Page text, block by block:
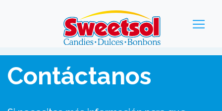
Contáctanos